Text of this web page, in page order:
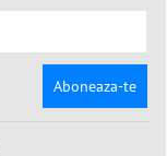
Aboneaza-te